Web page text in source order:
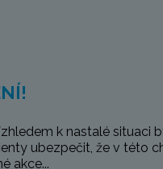
k nastalé situaci
ubezpečit, že v této
akce...